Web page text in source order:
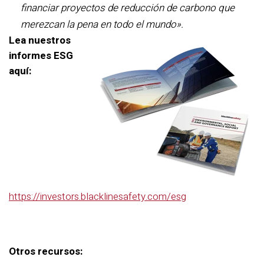
financiar proyectos de reducción de carbono que
merezcan la pena en todo el mundo».
Lea nuestros
informes ESG
aquí:
https://investors.blacklinesafety.com/esg
Otros recursos: